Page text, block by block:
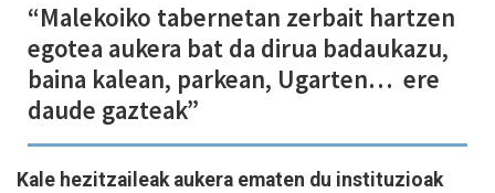
“Malekoiko tabernetan zerbait hartzen
egotea aukera bat da dirua badaukazu,
baina kalean, parkean, Ugarten… ere
daude gazteak”
Kale hezitzaileak aukera ematen du instituzioak